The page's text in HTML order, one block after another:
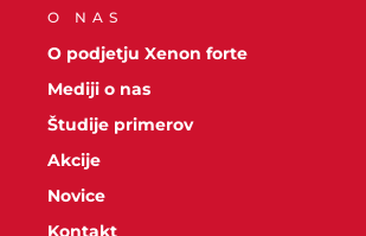
O NAS
O podjetju Xenon forte
Mediji o nas
Študije primerov
Akcije
Novice
Kontakt